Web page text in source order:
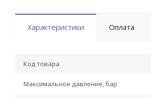
Характеристики Оплата
Код товара
Максимальное давление, бар